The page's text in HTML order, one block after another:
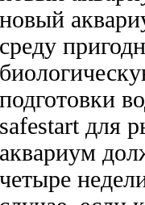
новый
среду
подготовки
safestartдля
аквариум
четыре